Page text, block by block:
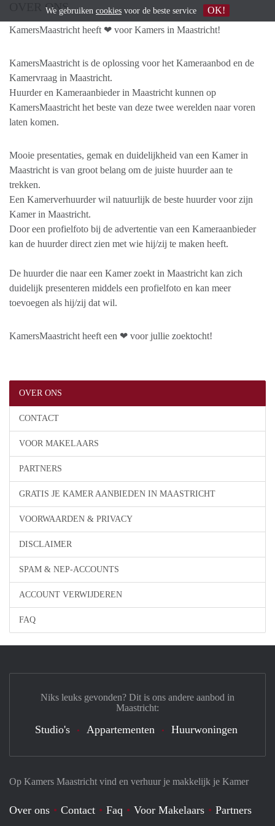
OVER ONS
CONTACT
VOOR MAKELAARS
PARTNERS
GRATIS JE KAMER AANBIEDEN IN MAASTRICHT
VOORWAARDEN & PRIVACY
DISCLAIMER
SPAM & NEP-ACCOUNTS
ACCOUNT VERWIJDEREN
FAQ
OVER ONS
KamersMaastricht heeft ❤ voor Kamers in Maastricht!
KamersMaastricht is de oplossing voor het Kameraanbod en de
Kamervraag in Maastricht.
Huurder en Kameraanbieder in Maastricht kunnen op
KamersMaastricht het beste van deze twee werelden naar voren
laten komen.
Mooie presentaties, gemak en duidelijkheid van een Kamer in
Maastricht is van groot belang om de juiste huurder aan te
trekken.
Een Kamerverhuurder wil natuurlijk de beste huurder voor zijn
Kamer in Maastricht.
Door een profielfoto bij de advertentie van een Kameraanbieder
kan de huurder direct zien met wie hij/zij te maken heeft.
De huurder die naar een Kamer zoekt in Maastricht kan zich
duidelijk presenteren middels een profielfoto en kan meer
toevoegen als hij/zij dat wil.
KamersMaastricht heeft een ❤ voor jullie zoektocht!
Op Kamers Maastricht vind en verhuur je makkelijk je Kamer
Over ons Contact Faq Voor Makelaars Partners
Niks leuks gevonden? Dit is ons andere aanbod in
Maastricht:
Studio's Appartementen Huurwoningen
We gebruiken cookies voor de beste service OK!